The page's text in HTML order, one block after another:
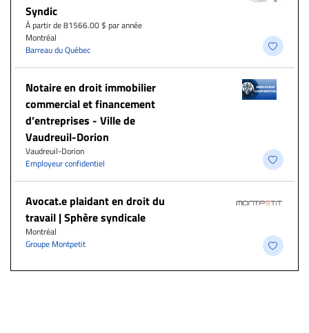
Syndic
À partir de 81566.00 $ par année
Montréal
Barreau du Québec
Notaire en droit immobilier
commercial et financement
d’entreprises - Ville de
Vaudreuil-Dorion
Vaudreuil-Dorion
Employeur confidentiel
Avocat.e plaidant en droit du
travail | Sphère syndicale
Montréal
Groupe Montpetit